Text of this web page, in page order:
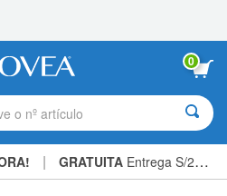
0
o nº artículo
| GRATUITA Entrega S/234.00 »